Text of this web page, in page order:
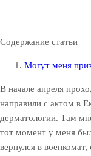
Содержание статьи
Могут меня
В начале апреля
направили с актом в
дерматологии. Там
тот момент у меня
вернулся в военкомат,